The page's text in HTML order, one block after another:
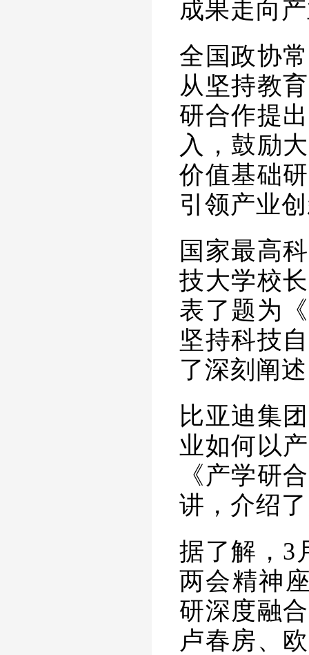
成果走向
全国政协
从坚持教
研合作提
入，鼓励
价值基础
引领产业
国家最高
技大学校
表了题为
坚持科技
了深刻阐
比亚迪集
业如何以
《产学研
讲，介绍
据了解， 3
两会精神
研深度融
卢春房、